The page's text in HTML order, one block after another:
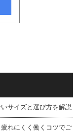
サイズと選び方を解説
れにくく働くコツでご